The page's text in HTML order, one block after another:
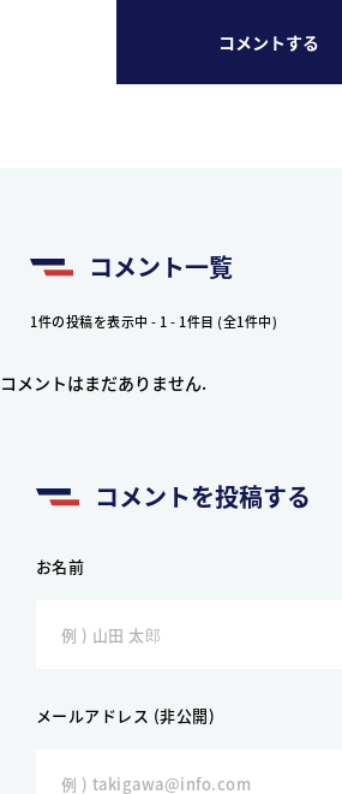
コメントする
コメント一覧
1件の投稿を表示中 - 1 - 1件目 (全1件中)
コメントはまだありません.
コメントを投稿する
お名前
メールアドレス (非公開)